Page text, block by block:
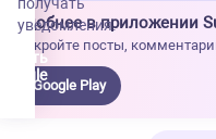
Удобнее в приложении
Откройте посты,
Google Play
уведомления.